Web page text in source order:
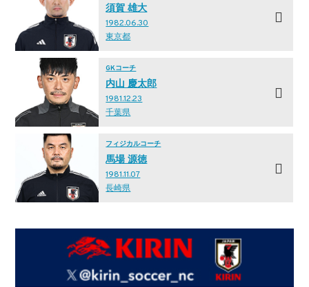
須賀 雄大
1982.06.30
東京都
GKコーチ
内山 慶太郎
1981.12.23
千葉県
フィジカルコーチ
馬場 源徳
1981.11.07
長崎県